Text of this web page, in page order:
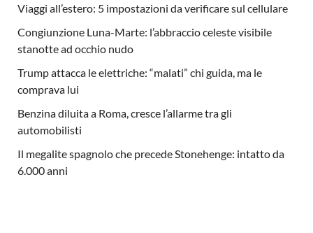
Viaggi all’estero: 5 impostazioni da verificare sul cellulare
Congiunzione Luna-Marte: l’abbraccio celeste visibile
stanotte ad occhio nudo
Trump attacca le elettriche: “malati” chi guida, ma le
comprava lui
Benzina diluita a Roma, cresce l’allarme tra gli
automobilisti
Il megalite spagnolo che precede Stonehenge: intatto da
6.000 anni